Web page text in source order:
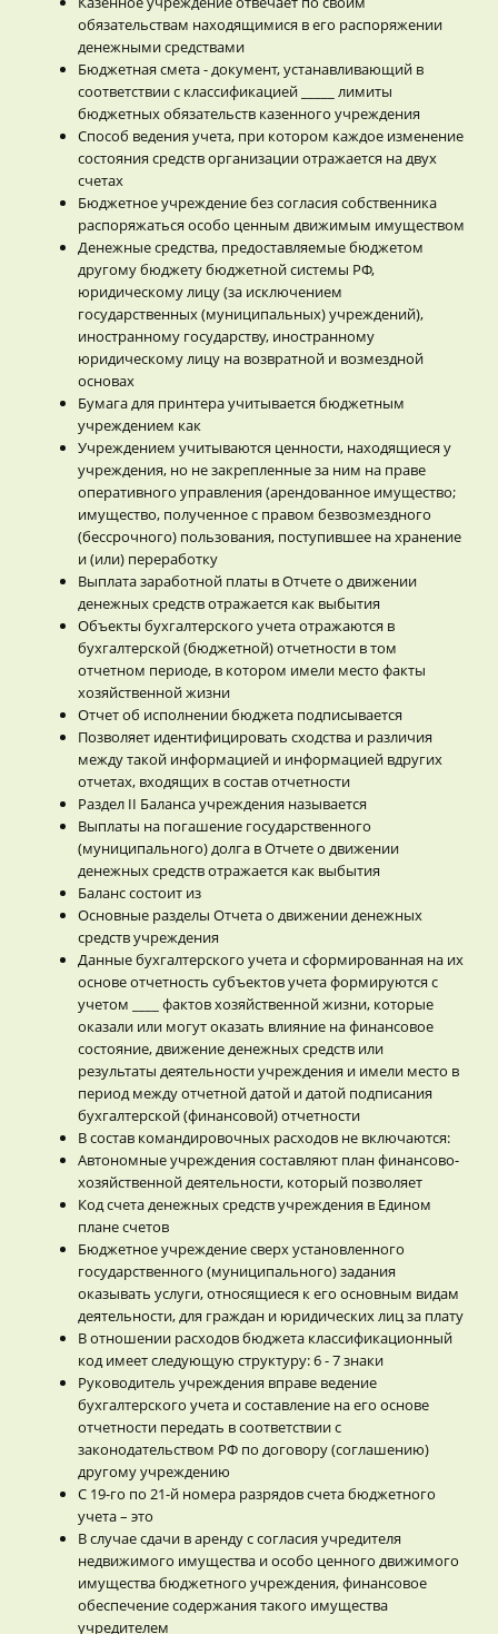
обязательствам находящимися в его распоряжении
денежными средствами
Бюджетная смета - документ, устанавливающий в
соответствии с классификацией _____ лимиты
бюджетных обязательств казенного учреждения
Способ ведения учета, при котором каждое изменение
состояния средств организации отражается на двух
счетах
Бюджетное учреждение без согласия собственника
распоряжаться особо ценным движимым имуществом
Денежные средства, предоставляемые бюджетом
другому бюджету бюджетной системы РФ,
юридическому лицу (за исключением
государственных (муниципальных) учреждений),
иностранному государству, иностранному
юридическому лицу на возвратной и возмездной
основах
Бумага для принтера учитывается бюджетным
учреждением как
Учреждением учитываются ценности, находящиеся у
учреждения, но не закрепленные за ним на праве
оперативного управления (арендованное имущество;
имущество, полученное с правом безвозмездного
(бессрочного) пользования, поступившее на хранение
и (или) переработку
Выплата заработной платы в Отчете о движении
денежных средств отражается как выбытия
Объекты бухгалтерского учета отражаются в
бухгалтерской (бюджетной) отчетности в том
отчетном периоде, в котором имели место факты
хозяйственной жизни
Отчет об исполнении бюджета подписывается
Позволяет идентифицировать сходства и различия
между такой информацией и информацией вдругих
отчетах, входящих в состав отчетности
Раздел II Баланса учреждения называется
Выплаты на погашение государственного
(муниципального) долга в Отчете о движении
денежных средств отражается как выбытия
Баланс состоит из
Основные разделы Отчета о движении денежных
средств учреждения
Данные бухгалтерского учета и сформированная на их
основе отчетность субъектов учета формируются с
учетом ____ фактов хозяйственной жизни, которые
оказали или могут оказать влияние на финансовое
состояние, движение денежных средств или
результаты деятельности учреждения и имели место в
период между отчетной датой и датой подписания
бухгалтерской (финансовой) отчетности
В состав командировочных расходов не включаются:
Автономные учреждения составляют план финансово-
хозяйственной деятельности, который позволяет
Код счета денежных средств учреждения в Едином
плане счетов
Бюджетное учреждение сверх установленного
государственного (муниципального) задания
оказывать услуги, относящиеся к его основным видам
деятельности, для граждан и юридических лиц за плату
В отношении расходов бюджета классификационный
код имеет следующую структуру: 6 - 7 знаки
Руководитель учреждения вправе ведение
бухгалтерского учета и составление на его основе
отчетности передать в соответствии с
законодательством РФ по договору (соглашению)
другому учреждению
С 19-го по 21-й номера разрядов счета бюджетного
учета – это
В случае сдачи в аренду с согласия учредителя
недвижимого имущества и особо ценного движимого
имущества бюджетного учреждения, финансовое
обеспечение содержания такого имущества
учредителем